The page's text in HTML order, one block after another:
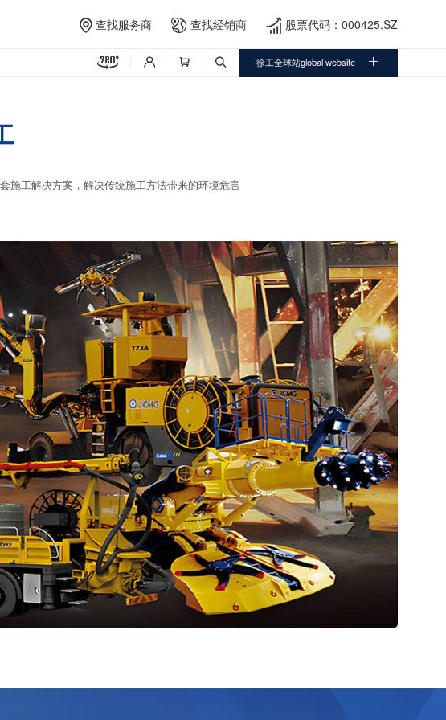
 查找服务商  查找经销商  股票代码：000425.SZ
    徐工全球站global website 
施工解决方案，解决传统施工方法带来的环境危害